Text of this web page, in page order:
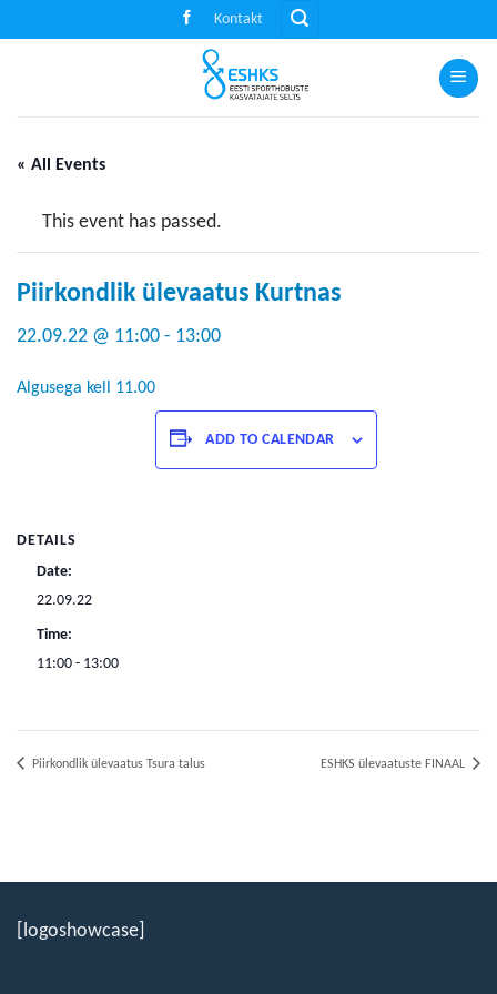
to
Kontakt
« All Events
This event has passed.
Piirkondlik ülevaatus Kurtnas
22.09.22 @ 11:00 - 13:00
Algusega kell 11.00
ADD TO CALENDAR
DETAILS
Date:
22.09.22
Time:
11:00 - 13:00
Piirkondlik ülevaatus Tsura talus ESHKS ülevaatuste FINAAL
[logoshowcase]